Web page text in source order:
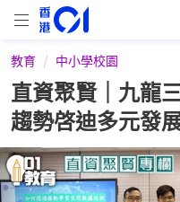
教育 中小學校園
直資聚賢｜九龍
趨勢啓迪多元發